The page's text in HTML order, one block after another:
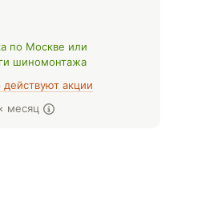
по Москве или
шиномонтажа
акции
месяц